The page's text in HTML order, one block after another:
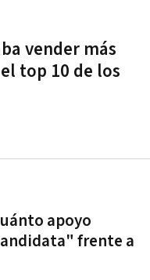
vender más
top 10 de los
apoyo
frente a